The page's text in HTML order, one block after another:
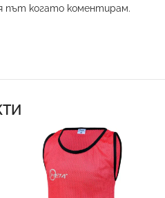
път когато коментирам.